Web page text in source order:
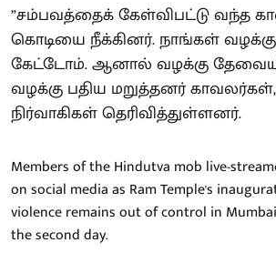
”சம்பவத்தைக் கேள்விபட்டு வந்த
கொடியை நீக்கினர். நாங்கள் வழக்கு
கேட்டோம். ஆனால் வழக்கு
வழக்கு பதிய மறுத்தனர்
நிர்வாகிகள் தெரிவித்துள்ளனர்.
Members of the Hindutva mob live-
on social media as Ram Temple's
violence remains out of control in
the second day.